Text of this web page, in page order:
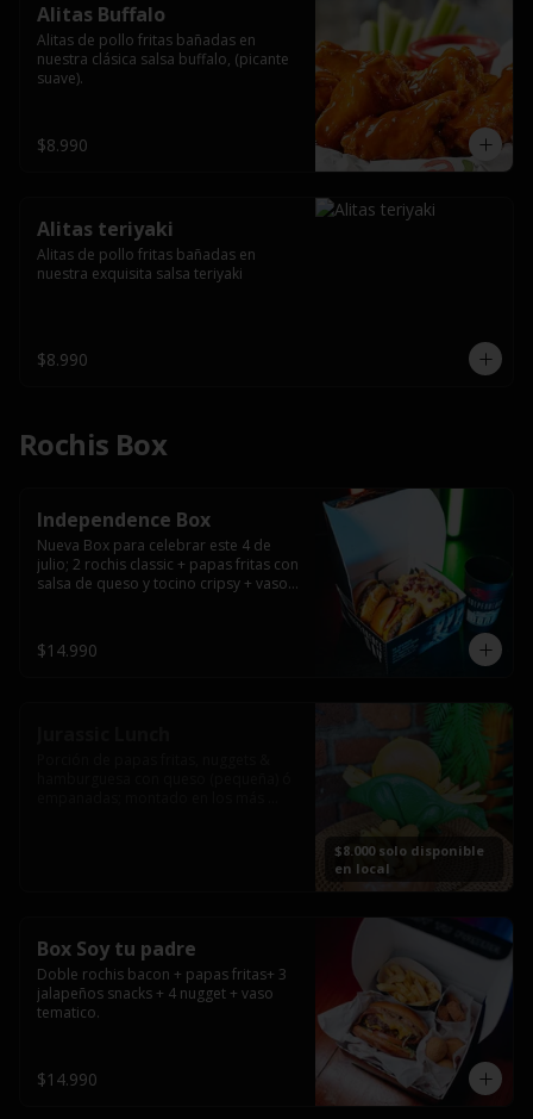
Alitas Buffalo
Alitas de pollo fritas bañadas en
nuestra clásica salsa buffalo, (picante
suave).
$8.990
Alitas teriyaki
Alitas de pollo fritas bañadas en
nuestra exquisita salsa teriyaki
$8.990
Rochis Box
Independence Box
Nueva Box para celebrar este 4 de
julio; 2 rochis classic + papas fritas con
salsa de queso y tocino cripsy + vaso
$14.990
$8.000 solo disponible
en local
Box Soy tu padre
Doble rochis bacon + papas fritas+ 3
jalapeños snacks + 4 nugget + vaso
tematico.
$14.990